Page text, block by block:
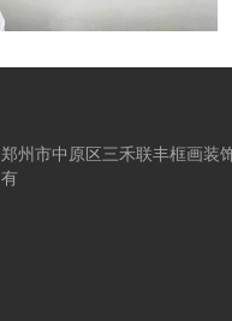
郑州市中原区三禾联丰框画装
有